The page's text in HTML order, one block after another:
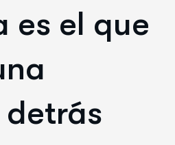
es el que
detrás